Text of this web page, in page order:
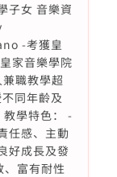
子女 音樂資
-考獲皇
家音樂學院
職教學超
同年齡及
學特色： -
任感、主動
好成長及發
富有耐性